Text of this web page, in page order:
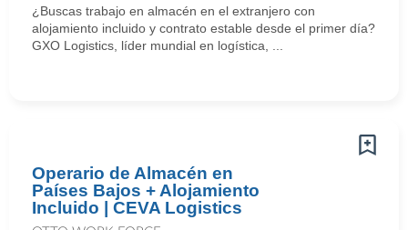
¿Buscas trabajo en almacén en el extranjero con
alojamiento incluido y contrato estable desde el primer día?
GXO Logistics, líder mundial en logística, ...
Operario de Almacén en
Países Bajos + Alojamiento
Incluido | CEVA Logistics